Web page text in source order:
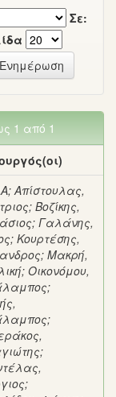
Σε:
1 από 1
;Απίστουλας,
; Βοζίκης,
; Γαλάνης,
; Κουρτέσης,
; Μακρή,
; Οικονόμου,
;
;
;
;